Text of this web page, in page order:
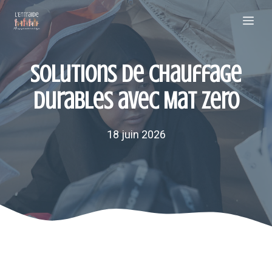
Aller
contenu
Solutions de chauffage
durables avec Mat Zero
18 juin 2026